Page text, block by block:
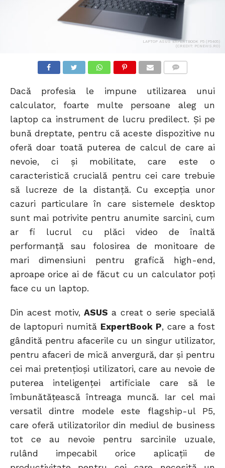
LAPTOP ASUS EXPERTBOOK P5 (P5405)
(CREDIT: PCNEWS.RO)
Dacă profesia le impune utilizarea unui
calculator, foarte multe persoane aleg un
laptop ca instrument de lucru predilect. Și pe
bună dreptate, pentru că aceste dispozitive nu
oferă doar toată puterea de calcul de care ai
nevoie, ci și mobilitate, care este o
caracteristică crucială pentru cei care trebuie
să lucreze de la distanță. Cu excepția unor
cazuri particulare în care sistemele desktop
sunt mai potrivite pentru anumite sarcini, cum
ar fi lucrul cu plăci video de înaltă
performanță sau folosirea de monitoare de
mari dimensiuni pentru grafică high-end,
aproape orice ai de făcut cu un calculator poți
face cu un laptop.
Din acest motiv,ASUS a creat o serie specială
de laptopuri numită ExpertBook P, care a fost
gândită pentru afacerile cu un singur utilizator,
pentru afaceri de mică anvergură, dar și pentru
cei mai pretențioși utilizatori, care au nevoie de
puterea inteligenței artificiale care să le
îmbunătățească întreaga muncă. Iar cel mai
versatil dintre modele este flagship-ul P5,
care oferă utilizatorilor din mediul de business
tot ce au nevoie pentru sarcinile uzuale,
rulând impecabil orice aplicații de